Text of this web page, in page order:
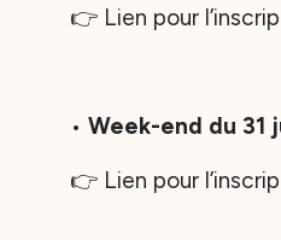
👉 Lien pour
• Week-end du 31
👉 Lien pour